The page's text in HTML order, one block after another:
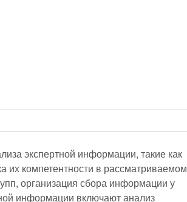
экспертной информации, такие как
их компетентности в рассматриваемом
организация сбора информации у
информации включают анализ